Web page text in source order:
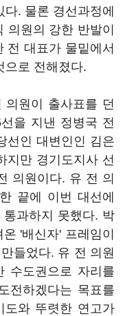
. 물론 경선과정에
원의 강한 반발이
전 대표가 물밑에서
으로 전해졌다.
의원이 출사표를 던
을 지낸 정병국 전
선인 대변인인 김은
지만 경기도지사 선
의원이다. 유 전 의
끝에 이번 대선에
과하지 못했다. 박
'배신자' 프레임이
들었다. 유 전 의원
수도권으로 자리를
전하겠다는 목표를
와 뚜렷한 연고가